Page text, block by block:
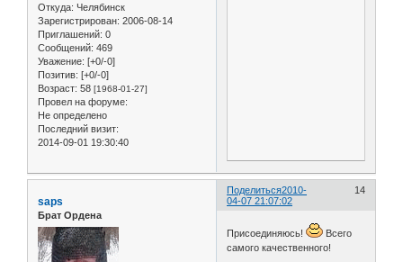
Откуда: Челябинск
Зарегистрирован: 2006-08-14
Приглашений: 0
Сообщений: 469
Уважение: [+0/-0]
Позитив: [+0/-0]
Возраст: 58 [1968-01-27]
Провел на форуме:
Не определено
Последний визит:
2014-09-01 19:30:40
Поделиться 14
2010-
04-07 21:07:02
saps
Брат Ордена
Присоединяюсь!
Всего
самого качественного!